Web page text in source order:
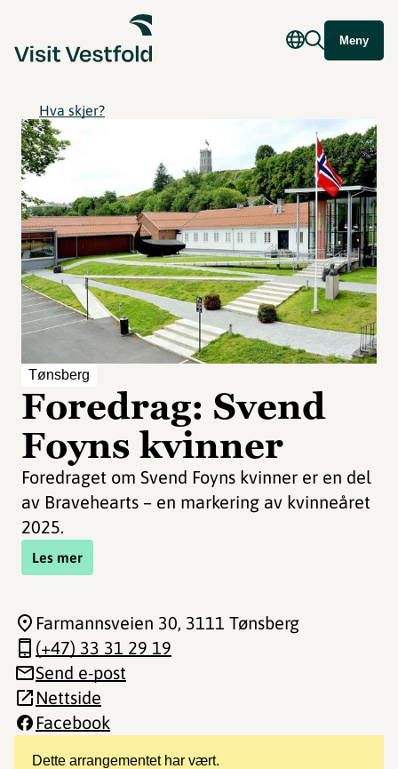
Meny
Hva skjer?
Tønsberg
Foredrag: Svend
Foyns kvinner
Foredraget om Svend Foyns kvinner er en del
av Bravehearts – en markering av kvinneåret
2025.
Les mer
Dette arrangementet har vært.
Farmannsveien 30, 3111 Tønsberg
(+47) 33 31 29 19
Send e-post
Nettside
Facebook